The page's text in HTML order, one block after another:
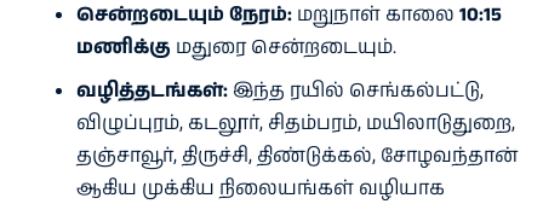
சென்றடையும் நேரம்:மறுநாள் காலை 10:15
மணிக்கு மதுரை சென்றடையும்.
வழித்தடங்கள்:இந்த ரயில் செங்கல்பட்டு,
விழுப்புரம், கடலூர், சிதம்பரம், மயிலாடுதுறை,
தஞ்சாவூர், திருச்சி, திண்டுக்கல், சோழவந்தான்
ஆகிய முக்கிய நிலையங்கள் வழியாக